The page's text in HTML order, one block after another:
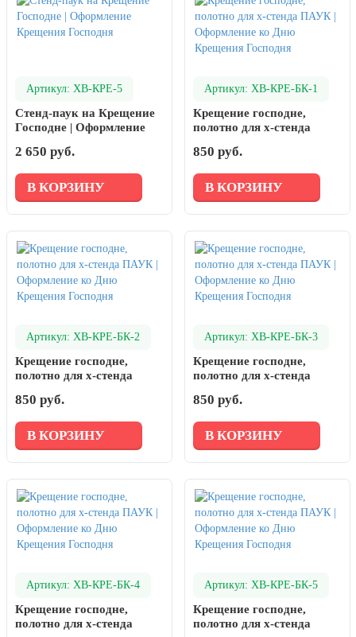
Артикул: ХВ-КРЕ-5
Стенд-паук на Крещение
Господне | Оформление
2 650 руб.
В КОРЗИНУ
Артикул: ХВ-КРЕ-БК-1
Крещение господне,
полотно для х-стенда
Дню Крещения Господня
850 руб.
В КОРЗИНУ
Артикул: ХВ-КРЕ-БК-2
Крещение господне,
полотно для х-стенда
Дню Крещения Господня
850 руб.
В КОРЗИНУ
Артикул: ХВ-КРЕ-БК-3
Крещение господне,
полотно для х-стенда
Дню Крещения Господня
850 руб.
В КОРЗИНУ
Артикул: ХВ-КРЕ-БК-4
Крещение господне,
полотно для х-стенда
Артикул: ХВ-КРЕ-БК-5
Крещение господне,
полотно для х-стенда